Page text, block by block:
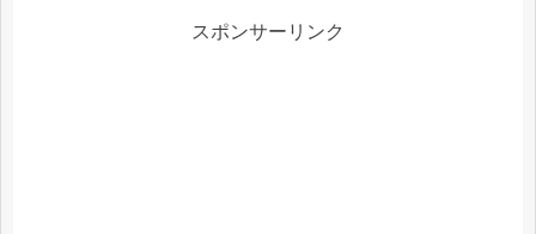
スポンサーリンク